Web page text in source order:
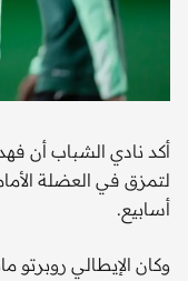
أكد نادي الشباب أن
لتمزق في العضلة
أسابيع.
وكان الإيطالي